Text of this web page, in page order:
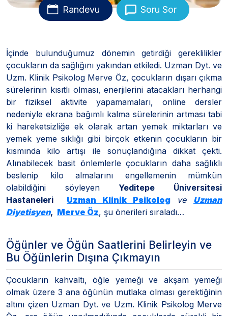
Randevu Soru Sor
İçinde bulunduğumuz dönemin getirdiği gereklilikler
çocukların da sağlığını yakından etkiledi. Uzman Dyt. ve
Uzm. Klinik Psikolog Merve Öz, çocukların dışarı çıkma
sürelerinin kısıtlı olması, enerjilerini atacakları herhangi
bir fiziksel aktivite yapamamaları, online dersler
nedeniyle ekrana bağımlı kalma sürelerinin artması tabi
ki hareketsizliğe ek olarak artan yemek miktarları ve
yemek yeme sıklığı gibi birçok etkenin çocukların bir
kısmında kilo artışı ile sonuçlandığına dikkat çekti.
Alınabilecek basit önlemlerle çocukların daha sağlıklı
beslenip kilo almalarını engellemenin mümkün
olabildiğini söyleyen Yeditepe Üniversitesi
Hastaneleri
Uzman Klinik Psikologve Uzman
Diyetisyen, Merve Öz, şu önerileri sıraladı…
Öğünler ve Öğün Saatlerini Belirleyin ve
Bu Öğünlerin Dışına Çıkmayın
Çocukların kahvaltı, öğle yemeği ve akşam yemeği
olmak üzere 3 ana öğünün mutlaka olması gerektiğinin
altını çizen Uzman Dyt. ve Uzm. Klinik Psikolog Merve